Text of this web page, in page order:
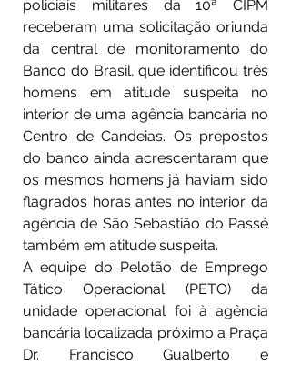
policiais militares da 10ª CIPM
receberam uma solicitação oriunda
da central de monitoramento do
Banco do Brasil, que identificou três
homens em atitude suspeita no
interior de uma agência bancária no
Centro de Candeias. Os prepostos
do banco ainda acrescentaram que
os mesmos homens já haviam sido
flagrados horas antes no interior da
agência de São Sebastião do Passé
também em atitude suspeita.
A equipe do Pelotão de Emprego
Tático Operacional (PETO) da
unidade operacional foi à agência
bancária localizada próximo a Praça
Dr. Francisco Gualberto e